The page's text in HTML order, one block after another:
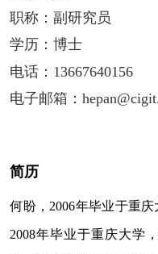
职称：副研究员
学历：博士
电话： 13667640156
电子邮箱：
简历
何盼， 2006年毕业于重庆
2008年毕业于重庆大学